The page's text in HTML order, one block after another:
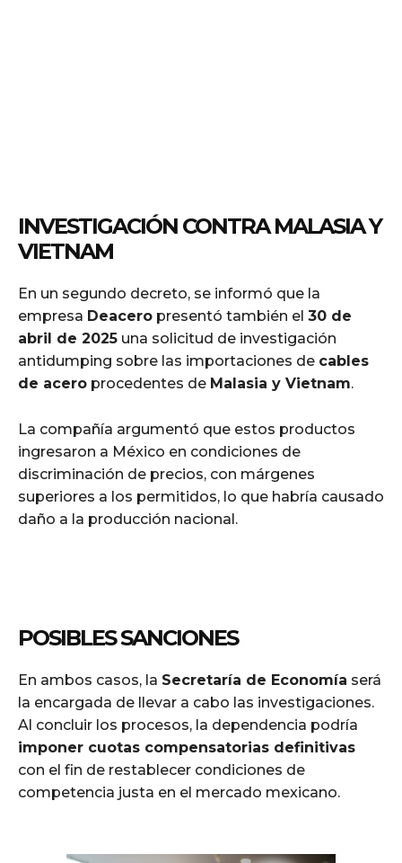
INVESTIGACIÓN CONTRA MALASIA Y
VIETNAM
En un segundo decreto, se informó que la
empresa Deacero presentó también el 30 de
abril de 2025 una solicitud de investigación
antidumping sobre las importaciones de cables
de acero procedentes de Malasia y Vietnam.
La compañía argumentó que estos productos
ingresaron a México en condiciones de
discriminación de precios, con márgenes
superiores a los permitidos, lo que habría causado
daño a la producción nacional.
POSIBLES SANCIONES
En ambos casos, la Secretaría de Economía será
la encargada de llevar a cabo las investigaciones.
Al concluir los procesos, la dependencia podría
imponer cuotas compensatorias definitivas
con el fin de restablecer condiciones de
competencia justa en el mercado mexicano.